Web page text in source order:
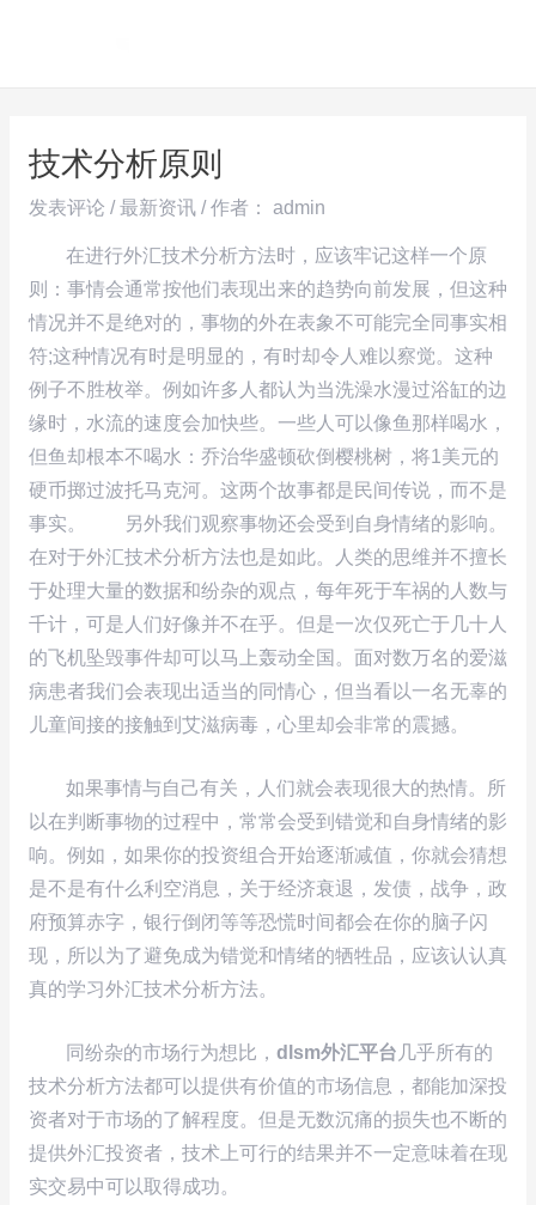
技术分析原则
发表评论 /最新资讯/ 作者： admin
在进行外汇技术分析方法时，应该牢记这样一个原
则：事情会通常按他们表现出来的趋势向前发展，但这种
情况并不是绝对的，事物的外在表象不可能完全同事实相
符;这种情况有时是明显的，有时却令人难以察觉。这种
例子不胜枚举。例如许多人都认为当洗澡水漫过浴缸的边
缘时，水流的速度会加快些。一些人可以像鱼那样喝水，
但鱼却根本不喝水：乔治华盛顿砍倒樱桃树，将1美元的
硬币掷过波托马克河。这两个故事都是民间传说，而不是
事实。 另外我们观察事物还会受到自身情绪的影响。
在对于外汇技术分析方法也是如此。人类的思维并不擅长
于处理大量的数据和纷杂的观点，每年死于车祸的人数与
千计，可是人们好像并不在乎。但是一次仅死亡于几十人
的飞机坠毁事件却可以马上轰动全国。面对数万名的爱滋
病患者我们会表现出适当的同情心，但当看以一名无辜的
儿童间接的接触到艾滋病毒，心里却会非常的震撼。
如果事情与自己有关，人们就会表现很大的热情。所
以在判断事物的过程中，常常会受到错觉和自身情绪的影
响。例如，如果你的投资组合开始逐渐减值，你就会猜想
是不是有什么利空消息，关于经济衰退，发债，战争，政
府预算赤字，银行倒闭等等恐慌时间都会在你的脑子闪
现，所以为了避免成为错觉和情绪的牺牲品，应该认认真
真的学习外汇技术分析方法。
同纷杂的市场行为想比， dlsm外汇平台 几乎所有的
技术分析方法都可以提供有价值的市场信息，都能加深投
资者对于市场的了解程度。但是无数沉痛的损失也不断的
提供外汇投资者，技术上可行的结果并不一定意味着在现
实交易中可以取得成功。